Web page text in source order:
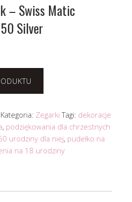
– Swiss Matic
Silver
Kategoria: Zegarki Tagi: dekoracje
, podziękowania dla chrzestnych
urodziny dla niej, pudełko na
na 18 urodziny